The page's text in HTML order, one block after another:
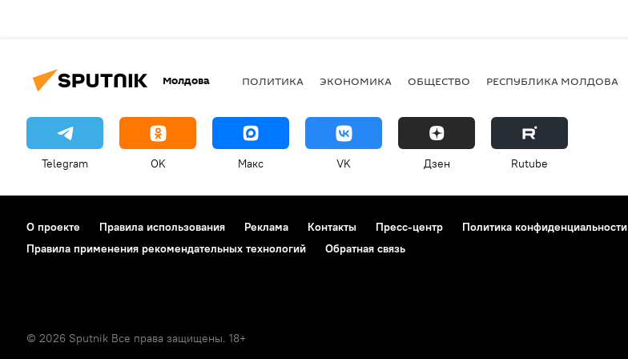
Молдова ПОЛИТИКА ЭКОНОМИКА ОБЩЕСТВО РЕСПУБЛИКА МОЛДОВА
Telegram OK Макс VK Дзен Rutube
О проекте Правила использования Реклама Контакты Пресс-центр Политика конфиденциальности
Правила применения рекомендательных технологий
Обратная связь
© 2026 Sputnik Все права защищены. 18+